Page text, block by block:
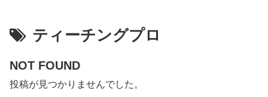
ティーチングプロ
NOT FOUND
投稿が見つかりませんでした。